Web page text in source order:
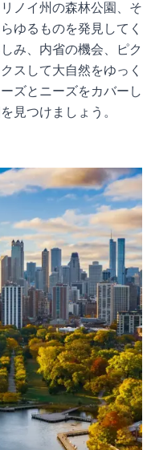
ノイ州の森林公園、そ
ゆるものを発見してく
み、内省の機会、ピク
スして大自然をゆっく
ズとニーズをカバーし
見つけましょう。